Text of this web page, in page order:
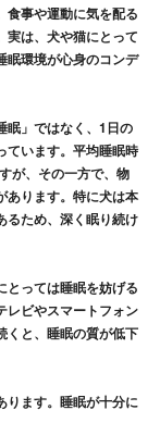
食事や運動に気を配る
は、 犬や猫にとって
眠環境が心身のコンデ
」ではなく、 1日の
ています。平均睡眠時
が、その一方で、 物
あります。特に犬は本
るため、深く眠り続け
とっては睡眠を妨げる
レビやスマートフォン
と、 睡眠の質が低下
ります。睡眠が十分に